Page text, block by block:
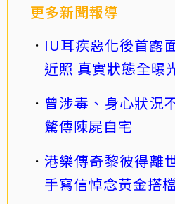
更多新聞報導
IU耳疾惡化後首露
近照 真實狀態全曝
曾涉毒、身心狀況
驚傳陳屍自宅
港樂傳奇黎彼得離
手寫信悼念黃金搭檔